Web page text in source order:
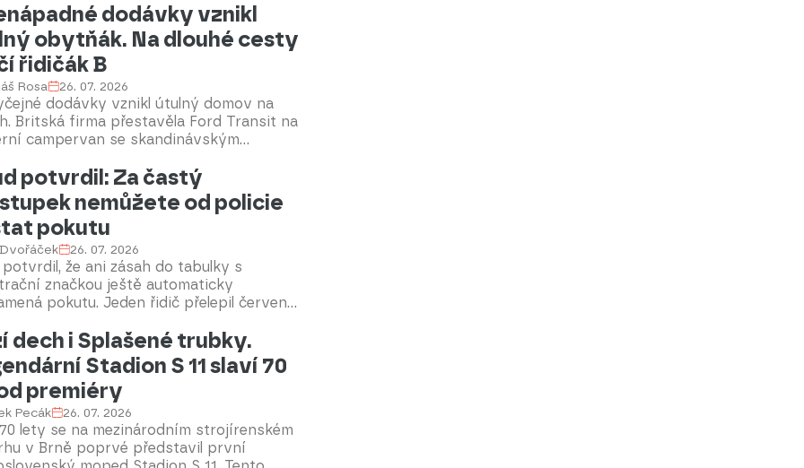
na stojanu. Přidaný benzin prodlouží
sotva o pár kilometrů, opakované
ale může zatížit odvětrávání
poškodit uhlíkový filtr nebo skončit
na karoserii.
dodávky vznikl
obytňák. Na dlouhé cesty
řidičák B
Rosa 26. 07. 2026
dodávky vznikl útulný domov na
Britská firma přestavěla Ford Transit na
campervan se skandinávským
cestování. Obytný vůz zaujme
využitím prostoru, koupelnou i
panely, přičemž k jeho řízení stačí
průkaz skupiny B.
potvrdil: Za častý
nemůžete od policie
pokutu
26. 07. 2026
potvrdil, že ani zásah do tabulky s
značkou ještě automaticky
pokutu. Jeden řidič přelepil červenou
Verdikt má ovšem poměrně úzké
Jakmile se samolepka dotkne
číslice nebo označení CZ a ztíží
auta, situace se obrací.
dech i Splašené trubky.
Stadion S 11 slaví 70
premiéry
Pecák 26. 07. 2026
lety se na mezinárodním strojírenském
v Brně poprvé představil první